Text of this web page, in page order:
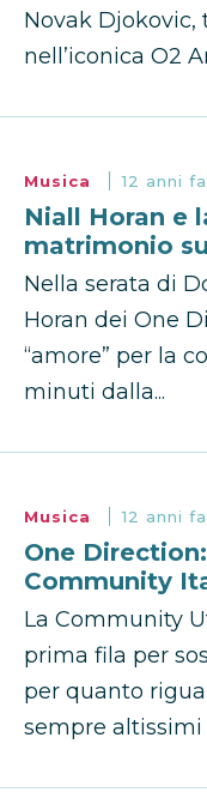
Novak Djokovic,
nell’iconica O2
Musica 12 anni fa
Niall Horan e
matrimonio
Nella serata di
Horan dei One
“amore” per la
minuti dalla...
Musica 12 anni fa
One
Community
La Community
prima fila per
per quanto
sempre altissimi